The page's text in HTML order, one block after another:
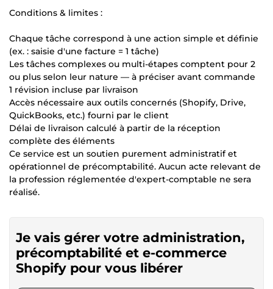
Conditions & limites :
Chaque tâche correspond à une action simple et définie
(ex. : saisie d'une facture = 1 tâche)
Les tâches complexes ou multi-étapes comptent pour 2
ou plus selon leur nature — à préciser avant commande
1 révision incluse par livraison
Accès nécessaire aux outils concernés (Shopify, Drive,
QuickBooks, etc.) fourni par le client
Délai de livraison calculé à partir de la réception
complète des éléments
Ce service est un soutien purement administratif et
opérationnel de précomptabilité. Aucun acte relevant de
la profession réglementée d'expert-comptable ne sera
réalisé.
Je vais gérer votre administration,
précomptabilité et e-commerce
Shopify pour vous libérer